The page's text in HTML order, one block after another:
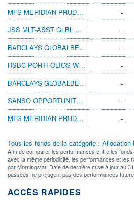
MFS MERIDIAN PRUDENT WEALTH AH1 EUR
-
JSS MLT-ASST GLBL OPP C EUR INC
-
BARCLAYS GLOBALBETA PORT 2 C DIS EUR
-
HSBC PORTFOLIOS WORLD SELECTION 2 ADHEUR
-
BARCLAYS GLOBALBETA PORT 3 D DIS EUR
-
SANSO OPPORTUNITÉS A
-
MFS MERIDIAN PRUDENT WEALTH WH1 EUR
-
Tous les fonds de la catégorie : Allocation
Afin de comparer les performances entre les
avec la même périodicité, les performances et les
par Morningstar. Date de dernière mise à jour au
passées ne préjugent pas des performances
ACCÈS RAPIDES